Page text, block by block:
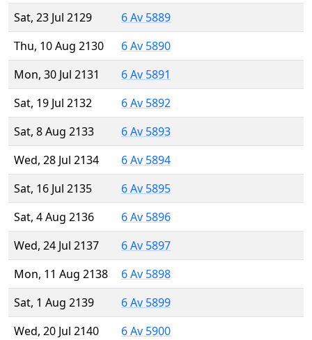
Sat, 23 Jul 2129
6 Av 5889
Thu, 10 Aug 2130
6 Av 5890
Mon, 30 Jul 2131
6 Av 5891
Sat, 19 Jul 2132
6 Av 5892
Sat, 8 Aug 2133
6 Av 5893
Wed, 28 Jul 2134
6 Av 5894
Sat, 16 Jul 2135
6 Av 5895
Sat, 4 Aug 2136
6 Av 5896
Wed, 24 Jul 2137
6 Av 5897
Mon, 11 Aug 2138
6 Av 5898
Sat, 1 Aug 2139
6 Av 5899
Wed, 20 Jul 2140
6 Av 5900